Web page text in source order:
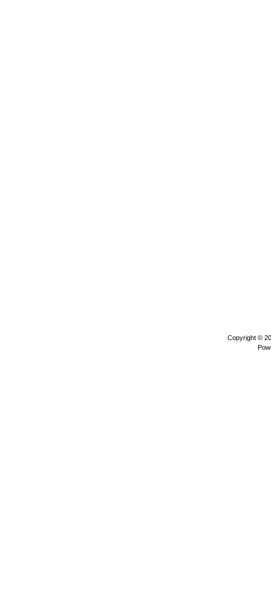
Copyright ©